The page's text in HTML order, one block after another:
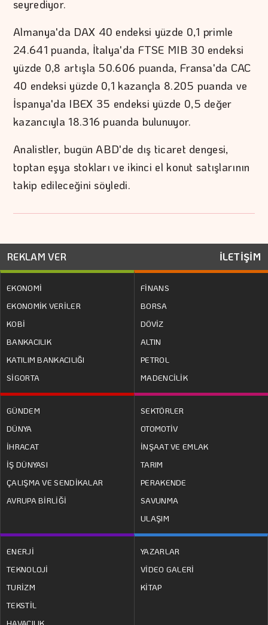
seyrediyor.
Almanya'da DAX 40 endeksi yüzde 0,1 primle
24.641 puanda, İtalya'da FTSE MIB 30 endeksi
yüzde 0,8 artışla 50.606 puanda, Fransa'da CAC
40 endeksi yüzde 0,1 kazançla 8.205 puanda ve
İspanya'da IBEX 35 endeksi yüzde 0,5 değer
kazancıyla 18.316 puanda bulunuyor.
Analistler, bugün ABD'de dış ticaret dengesi,
toptan eşya stokları ve ikinci el konut satışlarının
takip edileceğini söyledi.
REKLAM VER İLETİŞİM
EKONOMİ
EKONOMİK VERİLER
KOBİ
BANKACILIK
KATILIM BANKACILIĞI
SİGORTA
FİNANS
BORSA
DÖVİZ
ALTIN
PETROL
MADENCİLİK
GÜNDEM
DÜNYA
İHRACAT
İŞ DÜNYASI
ÇALIŞMA VE SENDİKALAR
AVRUPA BİRLİĞİ
SEKTÖRLER
OTOMOTİV
İNŞAAT VE EMLAK
TARIM
PERAKENDE
SAVUNMA
ULAŞIM
ENERJİ
TEKNOLOJİ
TURİZM
TEKSTİL
YAZARLAR
VİDEO GALERİ
KİTAP